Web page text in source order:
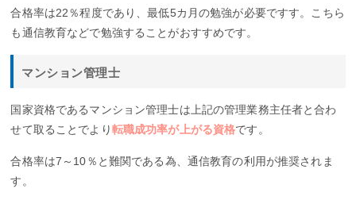
合格率は22％程度であり、最低5カ月の勉強が必要ですす。こちら
も通信教育などで勉強することがおすすめです。
マンション管理士
国家資格であるマンション管理士は上記の管理業務主任者と合わ
せて取ることでより転職成功率が上がる資格です。
合格率は7～10％と難関である為、通信教育の利用が推奨されま
す。